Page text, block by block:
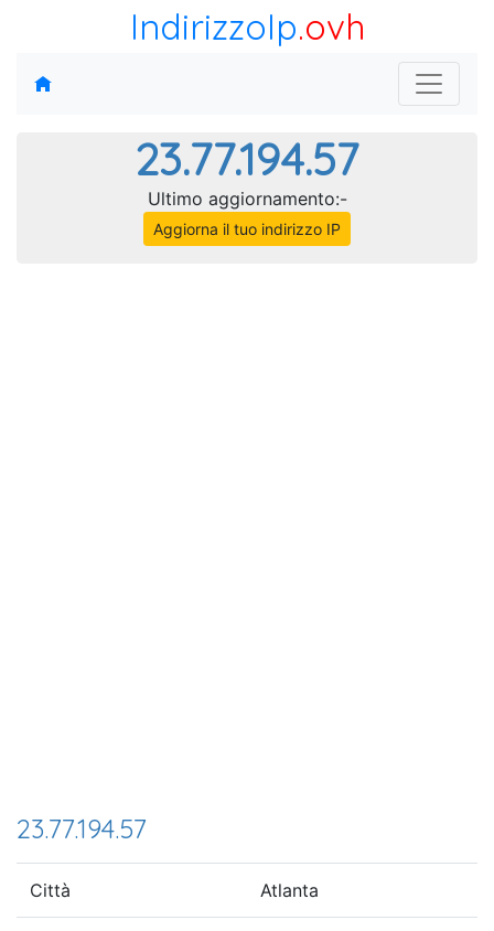
IndirizzoIp.ovh
23.77.194.57
Ultimo aggiornamento:-
Aggiorna il tuo indirizzo IP
23.77.194.57
Città Atlanta